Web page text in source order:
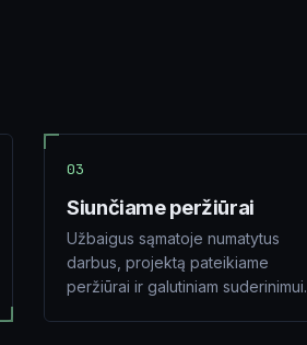
03
Siunčiame peržiūrai
Užbaigus sąmatoje numatytus
darbus, projektą pateikiame
peržiūrai ir galutiniam suderinimui.